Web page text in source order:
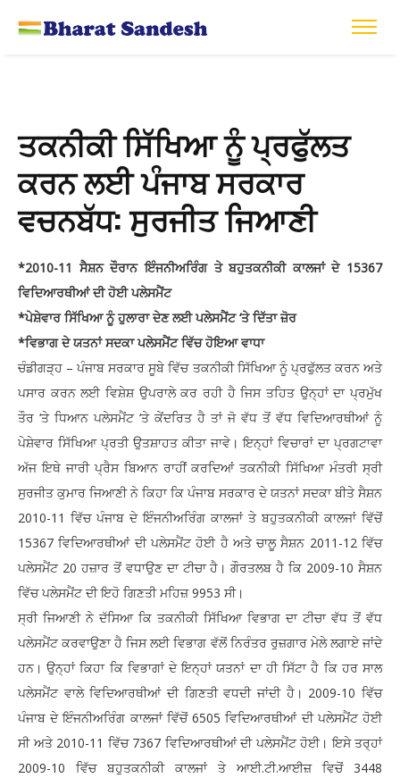
ਤਕਨੀਕੀ ਸਿੱਖਿਆ ਨੂੰ ਪ੍ਰਫੁੱਲਤ
ਕਰਨ ਲਈ ਪੰਜਾਬ ਸਰਕਾਰ
ਵਚਨਬੱਧ: ਸੁਰਜੀਤ ਜਿਆਣੀ
*2010-11 ਸੈਸ਼ਨ ਦੌਰਾਨ ਇੰਜਨੀਅਰਿੰਗ ਤੇ ਬਹੁਤਕਨੀਕੀ ਕਾਲਜਾਂ ਦੇ 15367
ਵਿਦਿਆਰਥੀਆਂ ਦੀ ਹੋਈ ਪਲੇਸਮੈਂਟ
*ਪੇਸ਼ੇਵਾਰ ਸਿੱਖਿਆ ਨੂੰ ਹੁਲਾਰਾ ਦੇਣ ਲਈ ਪਲੇਸਮੈਂਟ ‘ਤੇ ਦਿੱਤਾ ਜ਼ੋਰ
*ਵਿਭਾਗ ਦੇ ਯਤਨਾਂ ਸਦਕਾ ਪਲੇਸਮੈਂਟ ਵਿੱਚ ਹੋਇਆ ਵਾਧਾ
ਚੰਡੀਗੜ੍ਹ – ਪੰਜਾਬ ਸਰਕਾਰ ਸੂਬੇ ਵਿੱਚ ਤਕਨੀਕੀ ਸਿੱਖਿਆ ਨੂੰ ਪ੍ਰਫੁੱਲਤ ਕਰਨ ਅਤੇ
ਪਸਾਰ ਕਰਨ ਲਈ ਵਿਸ਼ੇਸ਼ ਉਪਰਾਲੇ ਕਰ ਰਹੀ ਹੈ ਜਿਸ ਤਹਿਤ ਉਨ੍ਹਾਂ ਦਾ ਪ੍ਰਮੁੱਖ
ਤੌਰ ‘ਤੇ ਧਿਆਨ ਪਲੇਸਮੈਂਟ ‘ਤੇ ਕੇਂਦਰਿਤ ਹੈ ਤਾਂ ਜੋ ਵੱਧ ਤੋਂ ਵੱਧ ਵਿਦਿਆਰਥੀਆਂ ਨੂੰ
ਪੇਸ਼ੇਵਾਰ ਸਿੱਖਿਆ ਪ੍ਰਤੀ ਉਤਸ਼ਾਹਤ ਕੀਤਾ ਜਾਵੇ। ਇਨ੍ਹਾਂ ਵਿਚਾਰਾਂ ਦਾ ਪ੍ਰਗਟਾਵਾ
ਅੱਜ ਇਥੇ ਜਾਰੀ ਪ੍ਰੈਸ ਬਿਆਨ ਰਾਹੀਂ ਕਰਦਿਆਂ ਤਕਨੀਕੀ ਸਿੱਖਿਆ ਮੰਤਰੀ ਸ੍ਰੀ
ਸੁਰਜੀਤ ਕੁਮਾਰ ਜਿਆਣੀ ਨੇ ਕਿਹਾ ਕਿ ਪੰਜਾਬ ਸਰਕਾਰ ਦੇ ਯਤਨਾਂ ਸਦਕਾ ਬੀਤੇ ਸੈਸ਼ਨ
2010-11 ਵਿੱਚ ਪੰਜਾਬ ਦੇ ਇੰਜਨੀਅਰਿੰਗ ਕਾਲਜਾਂ ਤੇ ਬਹੁਤਕਨੀਕੀ ਕਾਲਜਾਂ ਵਿੱਚੋਂ
15367 ਵਿਦਿਆਰਥੀਆਂ ਦੀ ਪਲੇਸਮੈਂਟ ਹੋਈ ਹੈ ਅਤੇ ਚਾਲੂ ਸੈਸ਼ਨ 2011-12 ਵਿੱਚ
ਪਲੇਸਮੈਂਟ 20 ਹਜ਼ਾਰ ਤੋਂ ਵਧਾਉਣ ਦਾ ਟੀਚਾ ਹੈ। ਗੌਰਤਲਬ ਹੈ ਕਿ 2009-10 ਸੈਸ਼ਨ
ਵਿੱਚ ਪਲੇਸਮੈਂਟ ਦੀ ਇਹੋ ਗਿਣਤੀ ਮਹਿਜ਼ 9953 ਸੀ।
ਸ੍ਰੀ ਜਿਆਣੀ ਨੇ ਦੱਸਿਆ ਕਿ ਤਕਨੀਕੀ ਸਿੱਖਿਆ ਵਿਭਾਗ ਦਾ ਟੀਚਾ ਵੱਧ ਤੋਂ ਵੱਧ
ਪਲੇਸਮੈਂਟ ਕਰਵਾਉਣਾ ਹੈ ਜਿਸ ਲਈ ਵਿਭਾਗ ਵੱਲੋਂ ਨਿਰੰਤਰ ਰੁਜ਼ਗਾਰ ਮੇਲੇ ਲਗਾਏ ਜਾਂਦੇ
ਹਨ। ਉਨ੍ਹਾਂ ਕਿਹਾ ਕਿ ਵਿਭਾਗਾਂ ਦੇ ਇਨ੍ਹਾਂ ਯਤਨਾਂ ਦਾ ਹੀ ਸਿੱਟਾ ਹੈ ਕਿ ਹਰ ਸਾਲ
ਪਲੇਸਮੈਂਟ ਵਾਲੇ ਵਿਦਿਆਰਥੀਆਂ ਦੀ ਗਿਣਤੀ ਵਧਦੀ ਜਾਂਦੀ ਹੈ। 2009-10 ਵਿੱਚ
ਪੰਜਾਬ ਦੇ ਇੰਜਨੀਅਰਿੰਗ ਕਾਲਜਾਂ ਵਿੱਚੋਂ 6505 ਵਿਦਿਆਰਥੀਆਂ ਦੀ ਪਲੇਸਮੈਂਟ ਹੋਈ
ਸੀ ਅਤੇ 2010-11 ਵਿੱਚ 7367 ਵਿਦਿਆਰਥੀਆਂ ਦੀ ਪਲੇਸਮੈਂਟ ਹੋਈ। ਇਸੇ ਤਰ੍ਹਾਂ
2009-10 ਵਿੱਚ ਬਹੁਤਕਨੀਕੀ ਕਾਲਜਾਂ ਤੇ ਆਈ.ਟੀ.ਆਈਜ਼ ਵਿਚੋਂ 3448